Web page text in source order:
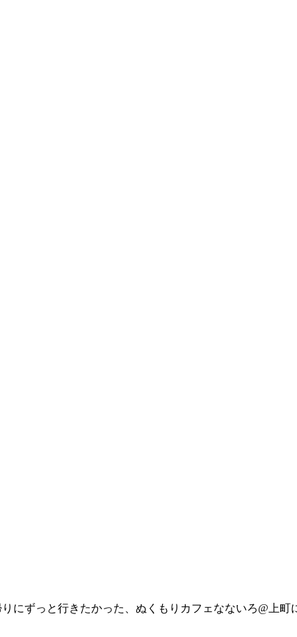
にずっと行きたかった、ぬくもりカフェなないろ@上町